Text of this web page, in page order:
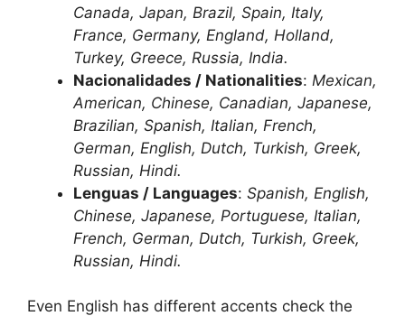
Canada, Japan, Brazil, Spain, Italy,
France, Germany, England, Holland,
Turkey, Greece, Russia, India.
Nacionalidades / Nationalities: Mexican,
American, Chinese, Canadian, Japanese,
Brazilian, Spanish, Italian, French,
German, English, Dutch, Turkish, Greek,
Russian, Hindi.
Lenguas / Languages: Spanish, English,
Chinese, Japanese, Portuguese, Italian,
French, German, Dutch, Turkish, Greek,
Russian, Hindi.
Even English has different accents check the